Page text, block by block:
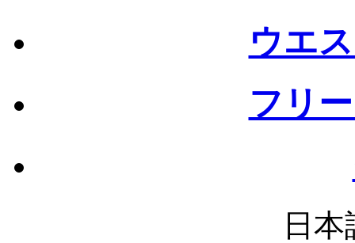
ウエ
フリ
日